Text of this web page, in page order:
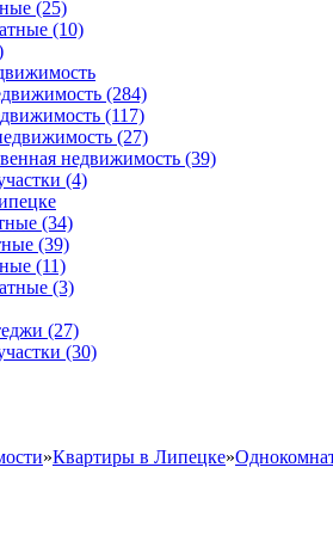
(25)
(10)
(284)
(117)
(27)
недвижимость (39)
(4)
(34)
(39)
(11)
(3)
(27)
(30)
»Квартиры в Липецке»